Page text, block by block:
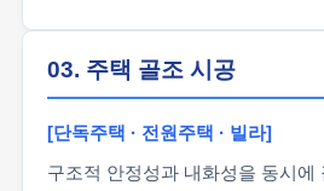
03. 주택 골조 시공
[단독주택 · 전원주택 · 빌라]
구조적 안정성과 내화성을 동시에